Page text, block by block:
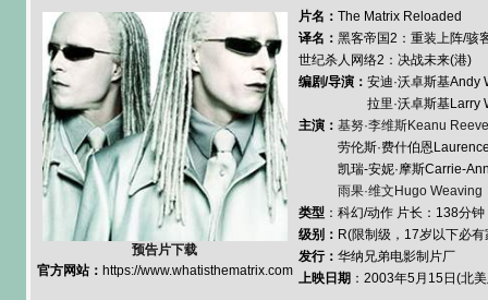
预告片下载
官方网站： https://www.whatisthematrix.com
片名： The Matrix Reloaded
译名： 黑客帝国2：重装上阵/骇
世纪杀人网络2：决战未来(港)
编剧/导演： 安迪·沃卓斯基Andy
拉里·沃卓斯基Larry
主演： 基努·李维斯Keanu
劳伦斯·费什伯恩Laurence
凯瑞-安妮·摩斯Carrie-
雨果·维文Hugo Weaving
类型 ：科幻/动作 片长：138分钟
级别： R(限制级，17岁以下必
发行： 华纳兄弟电影制片厂
上映日期 ：2003年5月15日(北